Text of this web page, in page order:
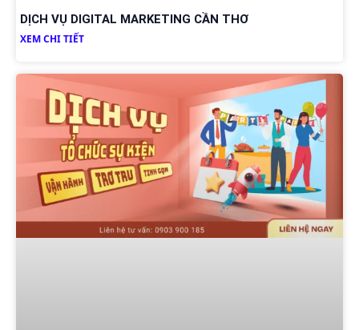
DỊCH VỤ DIGITAL MARKETING CẦN THƠ
XEM CHI TIẾT